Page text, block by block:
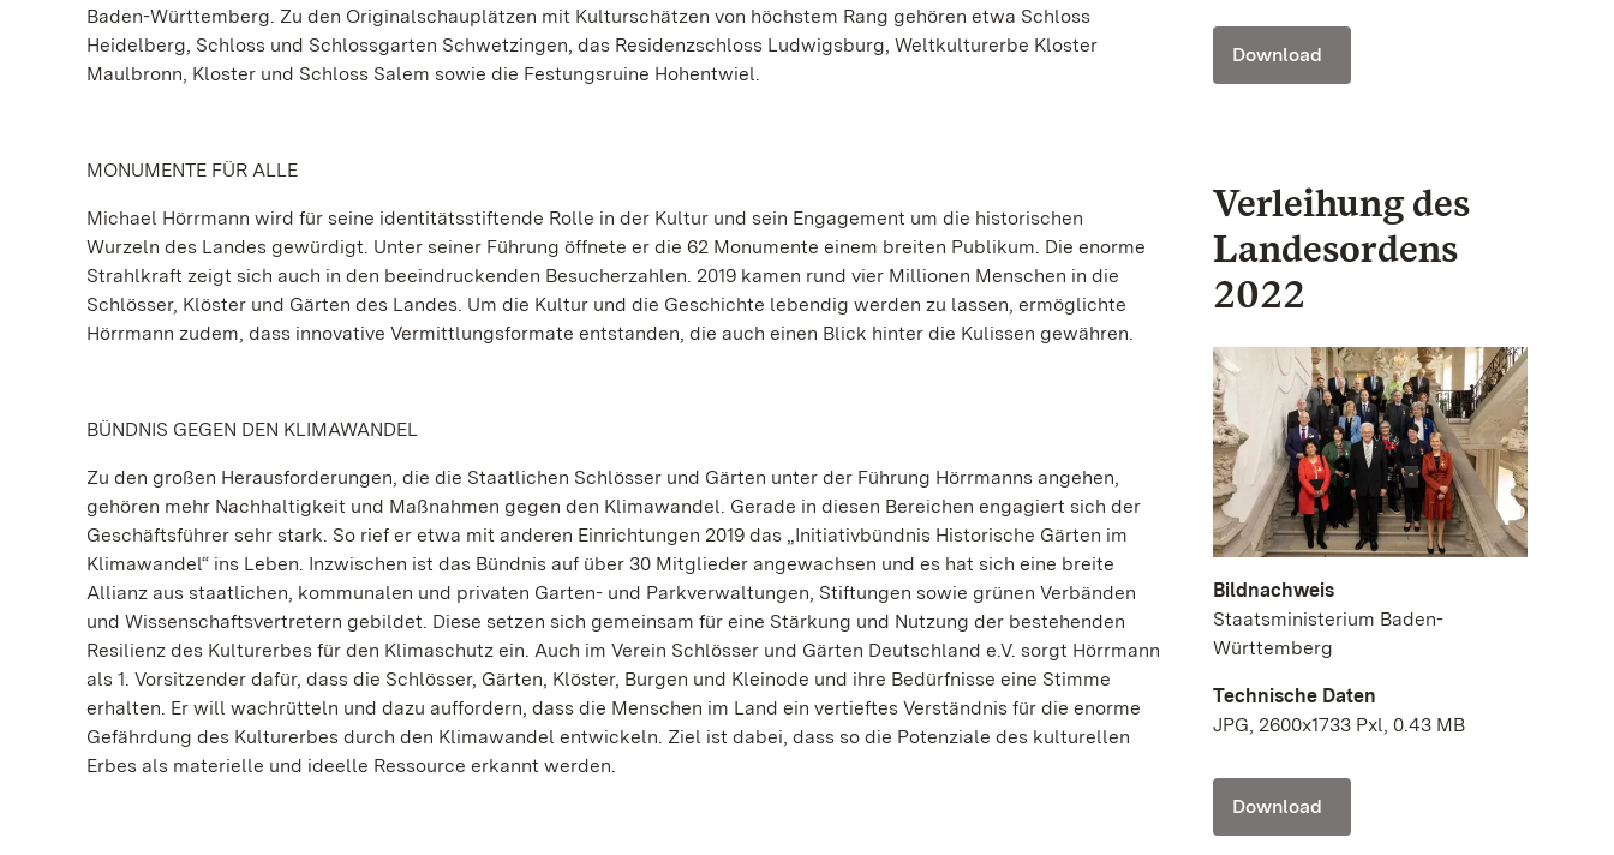
Baden-Württemberg. Zu den Originalschauplätzen mit Kulturschätzen von höchstem Rang gehören etwa Schloss
Heidelberg, Schloss und Schlossgarten Schwetzingen, das Residenzschloss Ludwigsburg, Weltkulturerbe Kloster
Maulbronn, Kloster und Schloss Salem sowie die Festungsruine Hohentwiel.
MONUMENTE FÜR ALLE
Michael Hörrmann wird für seine identitätsstiftende Rolle in der Kultur und sein Engagement um die historischen
Wurzeln des Landes gewürdigt. Unter seiner Führung öffnete er die 62 Monumente einem breiten Publikum. Die enorme
Strahlkraft zeigt sich auch in den beeindruckenden Besucherzahlen. 2019 kamen rund vier Millionen Menschen in die
Schlösser, Klöster und Gärten des Landes. Um die Kultur und die Geschichte lebendig werden zu lassen, ermöglichte
Hörrmann zudem, dass innovative Vermittlungsformate entstanden, die auch einen Blick hinter die Kulissen gewähren.
BÜNDNIS GEGEN DEN KLIMAWANDEL
Zu den großen Herausforderungen, die die Staatlichen Schlösser und Gärten unter der Führung Hörrmanns angehen,
gehören mehr Nachhaltigkeit und Maßnahmen gegen den Klimawandel. Gerade in diesen Bereichen engagiert sich der
Geschäftsführer sehr stark. So rief er etwa mit anderen Einrichtungen 2019 das „Initiativbündnis Historische Gärten im
Klimawandel“ ins Leben. Inzwischen ist das Bündnis auf über 30 Mitglieder angewachsen und es hat sich eine breite
Allianz aus staatlichen, kommunalen und privaten Garten- und Parkverwaltungen, Stiftungen sowie grünen Verbänden
und Wissenschaftsvertretern gebildet. Diese setzen sich gemeinsam für eine Stärkung und Nutzung der bestehenden
Resilienz des Kulturerbes für den Klimaschutz ein. Auch im Verein Schlösser und Gärten Deutschland e.V. sorgt Hörrmann
als 1. Vorsitzender dafür, dass die Schlösser, Gärten, Klöster, Burgen und Kleinode und ihre Bedürfnisse eine Stimme
erhalten. Er will wachrütteln und dazu auffordern, dass die Menschen im Land ein vertieftes Verständnis für die enorme
Gefährdung des Kulturerbes durch den Klimawandel entwickeln. Ziel ist dabei, dass so die Potenziale des kulturellen
Erbes als materielle und ideelle Ressource erkannt werden.
Download
Verleihung des
Landesordens
2022
Bildnachweis
Staatsministerium Baden-
Württemberg
Technische Daten
JPG, 2600x1733 Pxl, 0.43 MB
Download